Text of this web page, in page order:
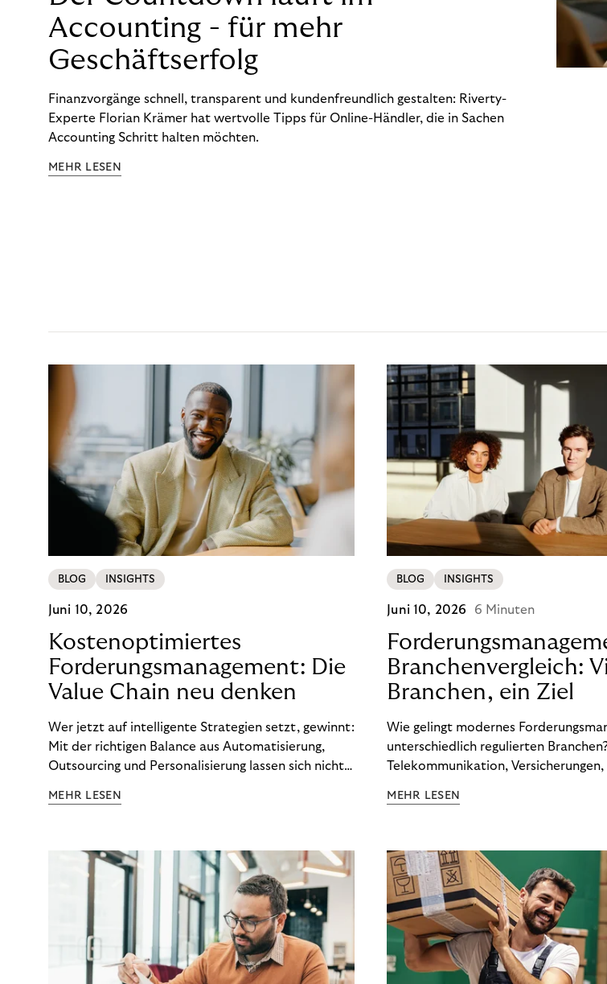
Accounting - für mehr
Geschäftserfolg
Finanzvorgänge schnell, transparent und kundenfreundlich gestalten: Riverty-
Experte Florian Krämer hat wertvolle Tipps für Online-Händler, die in Sachen
Accounting Schritt halten möchten.
MEHR LESEN
BLOG INSIGHTS
Juni 10, 2026
Kostenoptimiertes
Forderungsmanagement: Die
Value Chain neu denken
Wer jetzt auf intelligente Strategien setzt, gewinnt:
Mit der richtigen Balance aus Automatisierung,
Outsourcing und Personalisierung lassen sich nicht
Ergebnisse sichern. Riverty zeigt, wie Recovery-
MEHR LESEN
BLOG INSIGHTS
Juni 10, 2026 6 Minuten
Branchenvergleich:
Branchen, ein Ziel
Wie gelingt modernes
unterschiedlich regulierten
Telekommunikation, Versicherungen,
wirksam reduzieren will, braucht
MEHR LESEN